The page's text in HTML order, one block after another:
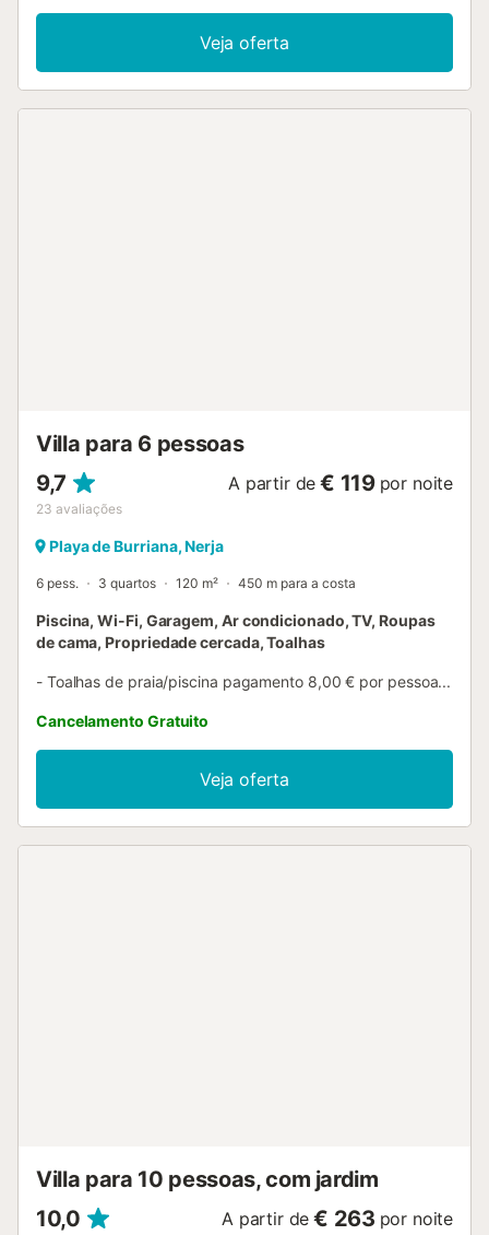
condicionado (em todos os quartos), bem como uma
máquina de lavar roupa. O destaque deste alojamento é a
sua área exterior privada com uma piscina (aberta durante
todo o ano), um jardim, mobiliário de jardim, um terraço
Veja oferta
Villa para 6 pessoas
9,7
23 avaliações
A partir de € 119 por noite
Playa de Burriana, Nerja
6 pess. 3 quartos 120 m² 450 m para a costa
Piscina, Wi-Fi, Garagem, Ar condicionado, TV, Roupas
de cama, Propriedade cercada, Toalhas
- Toalhas de praia/piscina pagamento 8,00 € por pessoa...
Cancelamento Gratuito
Veja oferta
Villa para 10 pessoas, com jardim
10,0
A partir de € 263 por noite